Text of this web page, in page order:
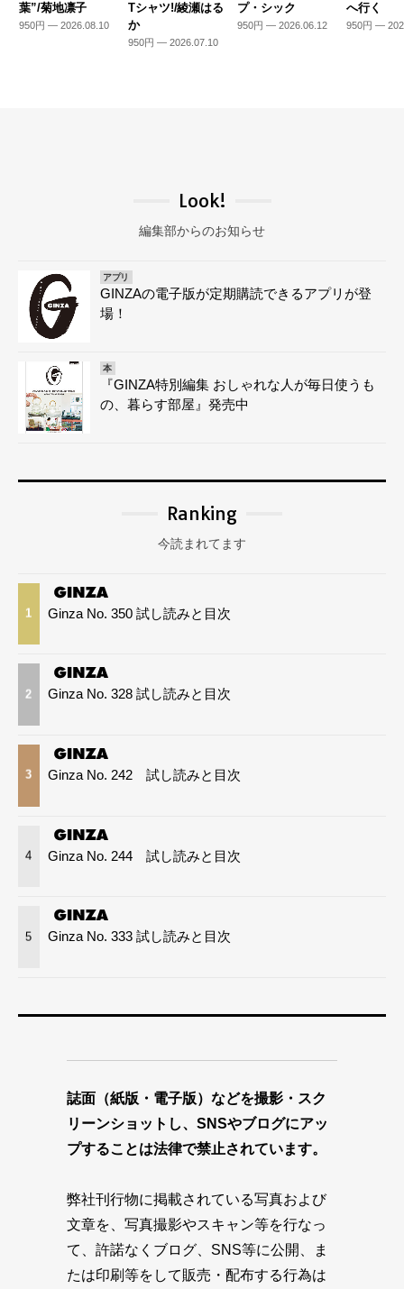
葉”/菊地凛子
950円 — 2026.08.10
Tシャツ!/綾瀬はる
か
950円 — 2026.07.10
プ・シック
950円 — 2026.06.12
へ行く
950円 —
Look!
編集部からのお知らせ
アプリ
GINZAの電子版が定期購読できるアプリが登
場！
本
『GINZA特別編集 おしゃれな人が毎日使うも
の、暮らす部屋』発売中
Ranking
今読まれてます
1 Ginza No. 350 試し読みと目次
2 Ginza No. 328 試し読みと目次
3 Ginza No. 242 試し読みと目次
4 Ginza No. 244 試し読みと目次
5 Ginza No. 333 試し読みと目次
誌面（紙版・電子版）などを撮影・スク
リーンショットし、SNSやブログにアッ
プすることは法律で禁止されています。
弊社刊行物に掲載されている写真および
文章を、写真撮影やスキャン等を行なっ
て、許諾なくブログ、SNS等に公開、ま
たは印刷等をして販売・配布する行為は